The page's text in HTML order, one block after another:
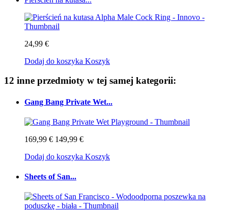
24,99 €
Dodaj do koszyka Koszyk
12 inne przedmioty w tej samej kategorii:
Gang Bang Private Wet...
169,99 € 149,99 €
Dodaj do koszyka Koszyk
Sheets of San...